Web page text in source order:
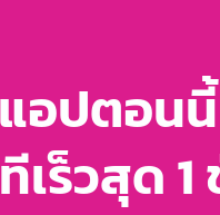
อปตอน
เร็วสุด 1